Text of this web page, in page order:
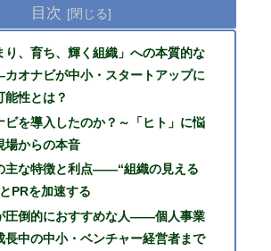
目次
り、育ち、輝く組織」への本質的な
オナビが中小・スタートアップに
能性とは？
ビを導入したのか？～「ヒト」に悩
場からの本音
主な特徴と利点――“組織の見える
PRを加速する
圧倒的におすすめな人――個人事業
長中の中小・ベンチャー経営者まで